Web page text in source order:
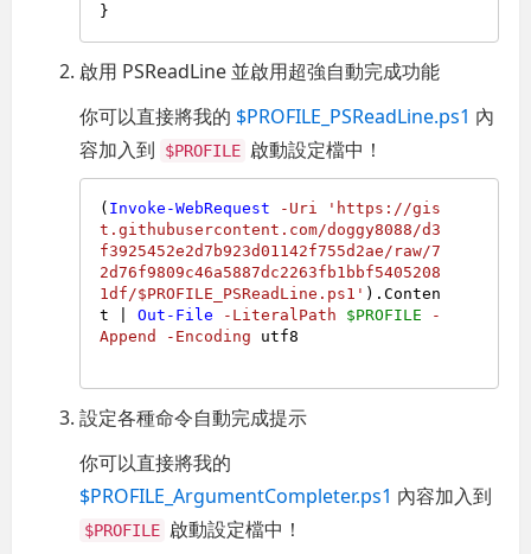
啟用 PSReadLine 並啟用超強自動完成功能
你可以直接將我的 $PROFILE_PSReadLine.ps1 內
容加入到
$PROFILE 啟動設定檔中！
( Invoke-WebRequest -Uri
'https://gis
t.githubusercontent.com/doggy8088/d3
f3925452e2d7b923d01142f755d2ae/raw/7
2d76f9809c46a5887dc2263fb1bbf5405208
1df/$PROFILE_PSReadLine.ps1' ).Conten
t | Out-File -LiteralPath $PROFILE
-
Append
-Encoding utf8
設定各種命令自動完成提示
你可以直接將我的
$PROFILE_ArgumentCompleter.ps1 內容加入到
$PROFILE 啟動設定檔中！